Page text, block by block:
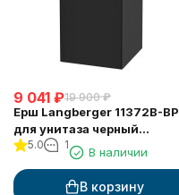
9 041 ₽19 900 ₽
Ерш Langberger 11372B-BP
для унитаза черный
квадратный к стене (колба
пластиковая)
5.0 1
В наличии
В корзину